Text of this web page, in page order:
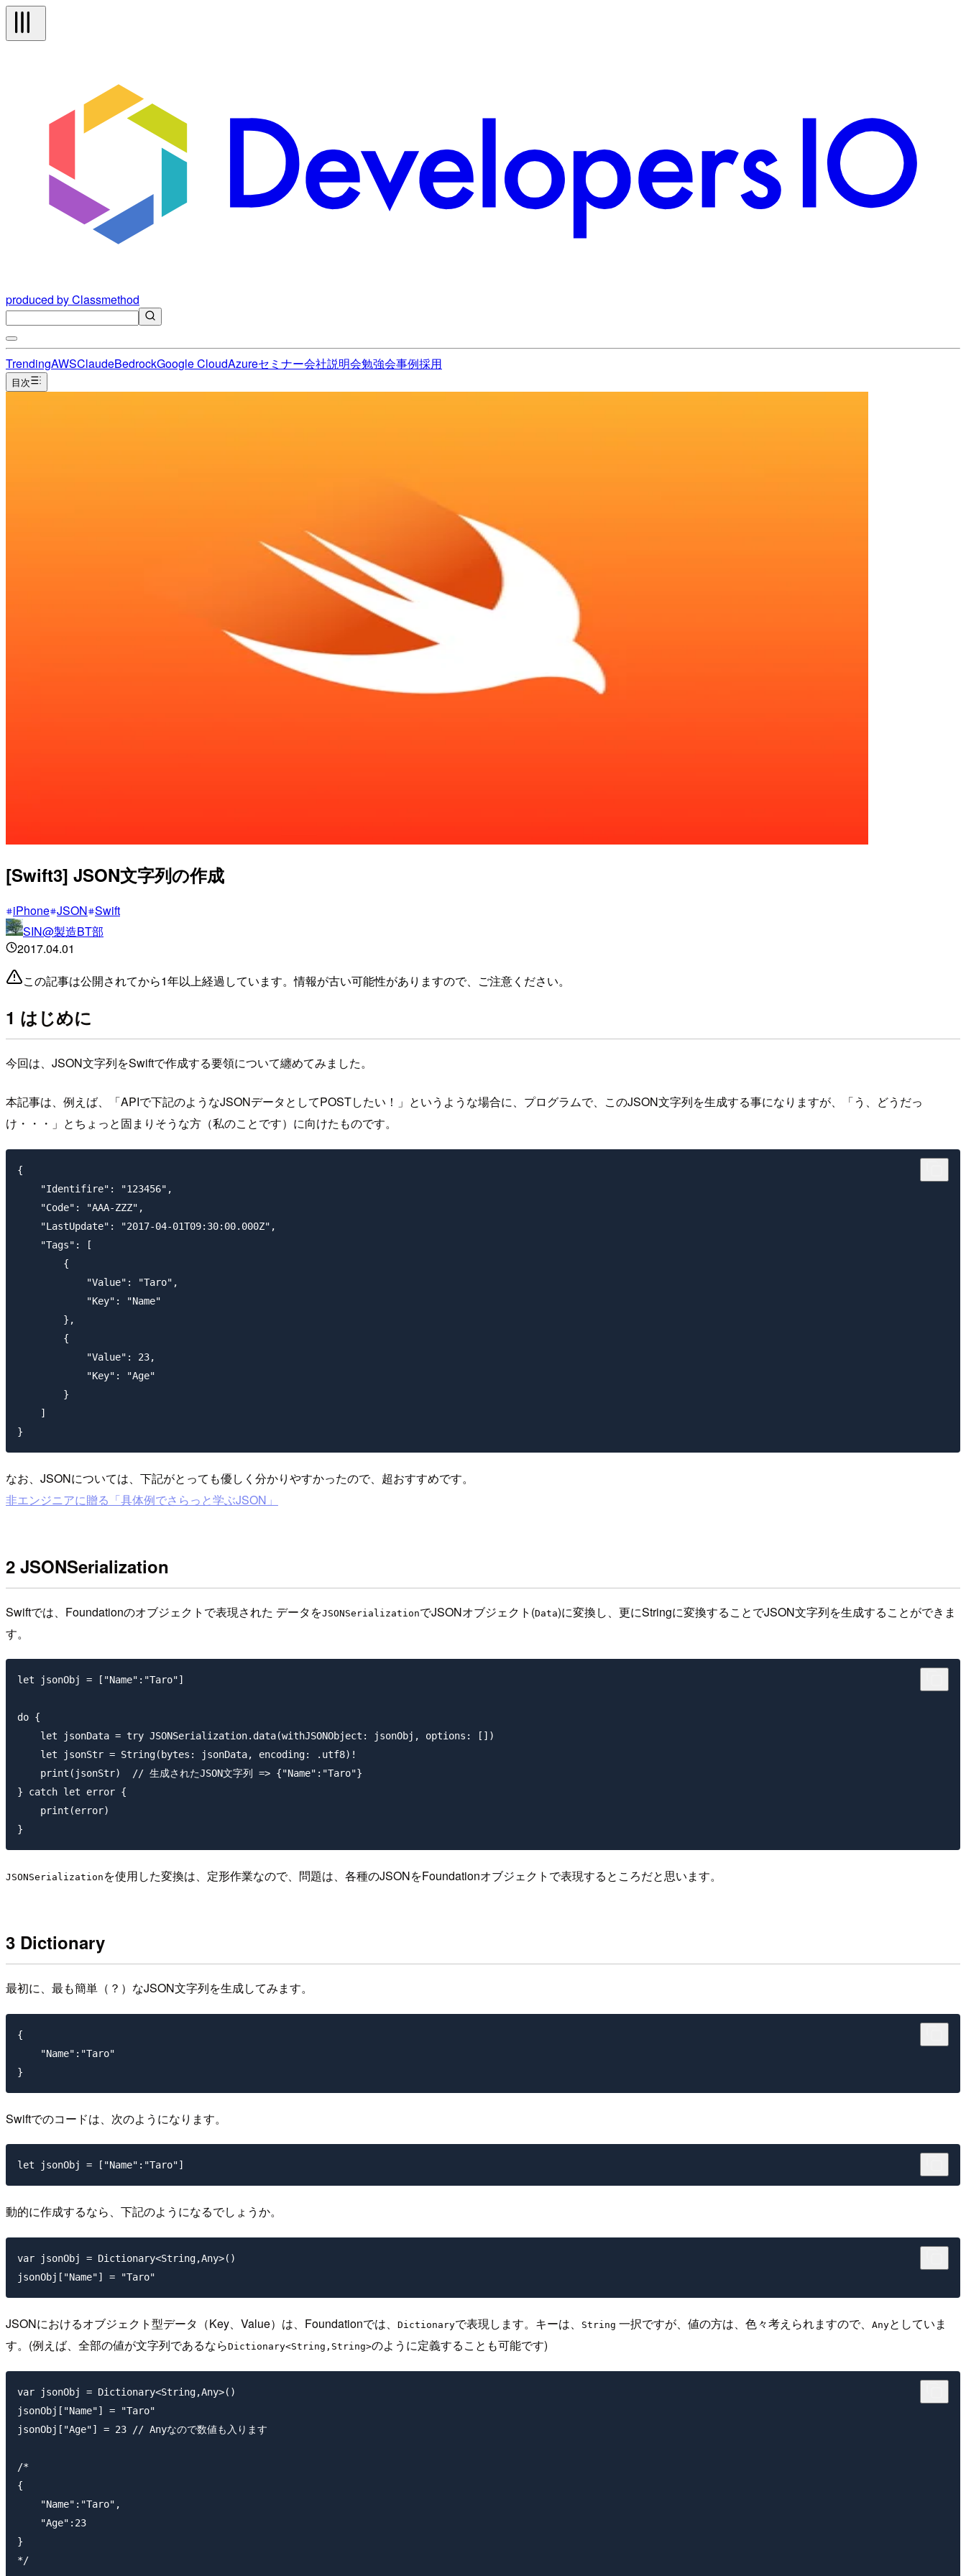
produced by Classmethod
TrendingAWSClaudeBedrockGoogle CloudAzureセミナー会社説明会勉強会事例採用
目次
[Swift3] JSON文字列の作成
iPhone JSON Swift
SIN@製造BT部
2017.04.01
この記事は公開されてから1年以上経過しています。情報が古い可能性がありますので、ご注意ください。
1 はじめに
今回は、JSON文字列をSwiftで作成する要領について纏めてみました。
本記事は、例えば、「APIで下記のようなJSONデータとしてPOSTしたい！」というような場合に、プログラムで、このJSON文字列を生成する事になりますが、「う、どうだっ
け・・・」とちょっと固まりそうな方（私のことです）に向けたものです。
{
    "Identifire": "123456",
    "Code": "AAA-ZZZ",
    "LastUpdate": "2017-04-01T09:30:00.000Z",
    "Tags": [
        {
            "Value": "Taro",
            "Key": "Name"
        },
        {
            "Value": 23,
            "Key": "Age"
        }
    ]
なお、JSONについては、下記がとっても優しく分かりやすかったので、超おすすめです。
非エンジニアに贈る「具体例でさらっと学ぶJSON」
2 JSONSerialization
Swiftでは、Foundationのオブジェクトで表現された データをJSONSerializationでJSONオブジェクト(Data)に変換し、更にStringに変換することでJSON文字列を生成することができま
す。
let jsonObj = ["Name":"Taro"]
do {
    let jsonData = try JSONSerialization.data(withJSONObject: jsonObj, options: [])
    let jsonStr = String(bytes: jsonData, encoding: .utf8)!
    print(jsonStr)  // 生成されたJSON文字列 => {"Name":"Taro"}
} catch let error {
    print(error)
JSONSerialization を使用した変換は、定形作業なので、問題は、各種のJSONをFoundationオブジェクトで表現するところだと思います。
3 Dictionary
最初に、最も簡単（？）なJSON文字列を生成してみます。
{
    "Name":"Taro"
Swiftでのコードは、次のようになります。
動的に作成するなら、下記のようになるでしょうか。
var jsonObj = Dictionary<String,Any>()
JSONにおけるオブジェクト型データ（Key、Value）は、Foundationでは、 Dictionaryで表現します。キーは、 String 一択ですが、値の方は、色々考えられますので、 Anyとしていま
す。(例えば、全部の値が文字列であるならDictionary<String,String>のように定義することも可能です)
var jsonObj = Dictionary<String,Any>()
jsonObj["Name"] = "Taro"
jsonObj["Age"] = 23 // Anyなので数値も入ります
/*
{
    "Name":"Taro",
    "Age":23
}